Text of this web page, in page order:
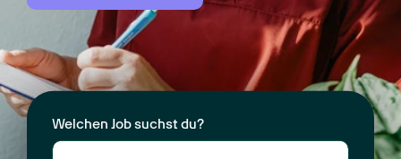
Welchen Job suchst du?